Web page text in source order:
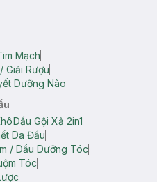
Mạch
Giải Rượu
Dưỡng Não
Dầu Gội Xả 2in1
Da Đầu
/ Dầu Dưỡng Tóc
Tóc